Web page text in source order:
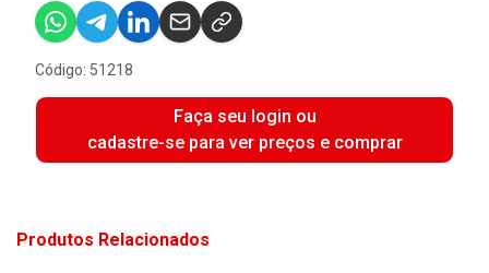
Código: 51218
Faça seu login ou
cadastre-se para ver preços e comprar
Produtos Relacionados